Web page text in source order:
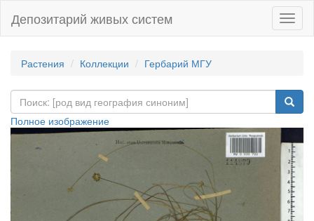
Депозитарий живых систем
Растения Коллекции Гербарий МГУ
Полное изображение